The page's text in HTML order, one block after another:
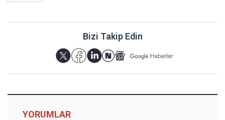
Bizi Takip Edin
YORUMLAR